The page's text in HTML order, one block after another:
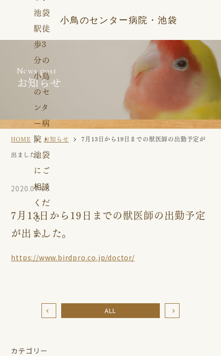
小鳥のセンター病院・池袋
News post
お知らせ
HOME お知らせ
7月13日から19日までの獣医師の出勤予定が
出ました。
カテゴリー
2020.07.08
7月13日から19日までの獣医師の出勤予定
が出ました。
https://www.birdpro.co.jp/doctor/
ALL